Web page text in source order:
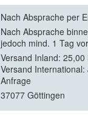
Nach Absprache per
Nach Absprache
jedoch mind. 1 Tag
Versand Inland: 25,00
Versand
Anfrage
37077 Göttingen